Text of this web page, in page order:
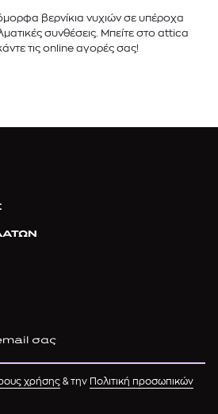
βερνίκια νυχιών σε υπέροχα
συνθέσεις. Μπείτε στο attica
τις online αγορές σας!
χρήσης & την Πολιτική προσωπικών